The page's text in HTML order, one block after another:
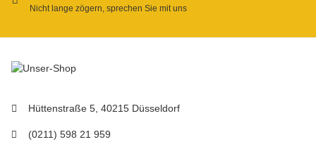
Nicht lange zögern, sprechen Sie mit uns
Hüttenstraße 5, 40215 Düsseldorf
(0211) 598 21 959